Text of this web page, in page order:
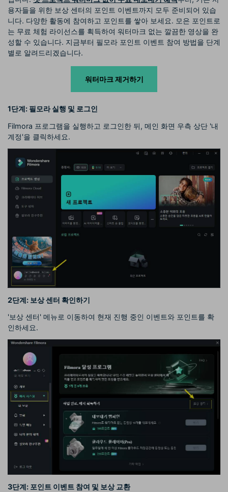
용자들을 위한 보상 센터의 포인트 이벤트까지 모두 준비되어 있습
니다. 다양한 활동에 참여하고 포인트를 쌓아 보세요. 모은 포인트로
는 무료 체험 라이선스를 획득하여 워터마크 없는 깔끔한 영상을 완
성할 수 있습니다. 지금부터 필모라 포인트 이벤트 참여 방법을 단계
별로 알려드리겠습니다.
워터마크 제거하기
1단계: 필모라 실행 및 로그인
Filmora 프로그램을 실행하고 로그인한 뒤, 메인 화면 우측 상단 '내
계정'을 클릭하세요.
2단계: 보상 센터 확인하기
'보상 센터' 메뉴로 이동하여 현재 진행 중인 이벤트와 포인트를 확
인하세요.
3단계: 포인트 이벤트 참여 및 보상 교환